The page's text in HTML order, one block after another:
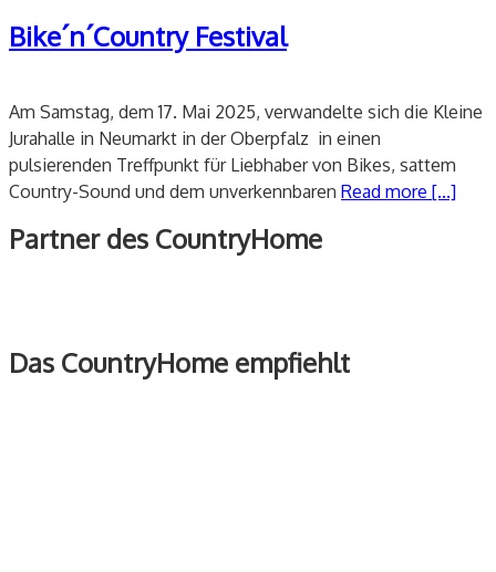
Bike´n´Country Festival
Am Samstag, dem 17. Mai 2025, verwandelte sich die Kleine
Jurahalle in Neumarkt in der Oberpfalz in einen
pulsierenden Treffpunkt für Liebhaber von Bikes, sattem
Country-Sound und dem unverkennbaren Read more [...]
Partner des CountryHome
Das CountryHome empfiehlt